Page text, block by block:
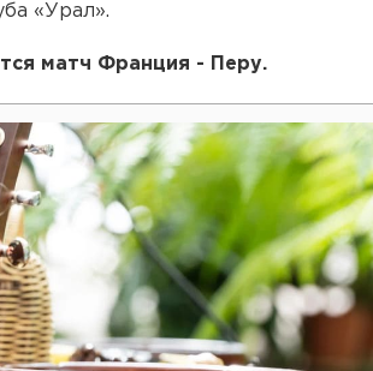
«Урал».
матч Франция - Перу.